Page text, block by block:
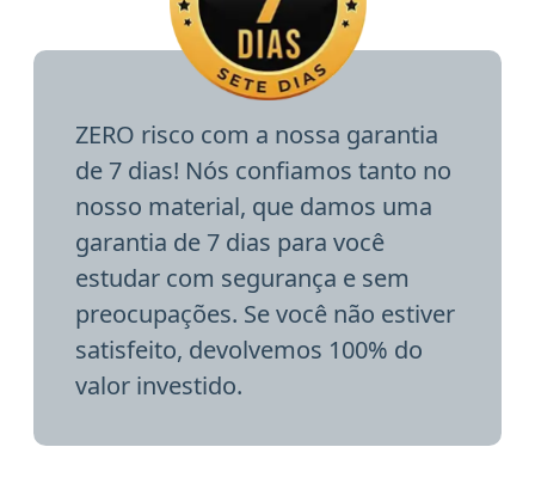
ZERO risco com a nossa garantia
de 7 dias! Nós confiamos tanto no
nosso material, que damos uma
garantia de 7 dias para você
estudar com segurança e sem
preocupações. Se você não estiver
satisfeito, devolvemos 100% do
valor investido.